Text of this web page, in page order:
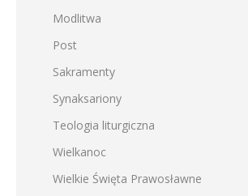
Modlitwa
Post
Sakramenty
Synaksariony
Teologia liturgiczna
Wielkanoc
Wielkie Święta Prawosławne